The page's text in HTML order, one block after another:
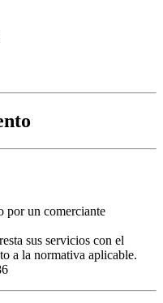
por un comerciante
sus servicios con el
a la normativa aplicable.